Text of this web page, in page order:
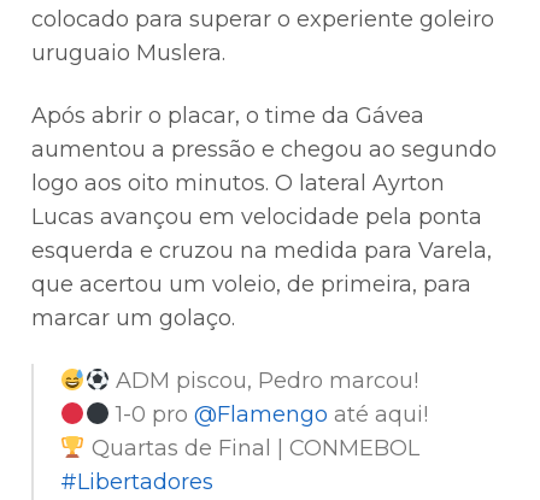
colocado para superar o experiente goleiro
uruguaio Muslera.
Após abrir o placar, o time da Gávea
aumentou a pressão e chegou ao segundo
logo aos oito minutos. O lateral Ayrton
Lucas avançou em velocidade pela ponta
esquerda e cruzou na medida para Varela,
que acertou um voleio, de primeira, para
marcar um golaço.
ADM piscou, Pedro marcou!
1-0 pro@Flamengo até aqui!
Quartas de Final | CONMEBOL
#Libertadores